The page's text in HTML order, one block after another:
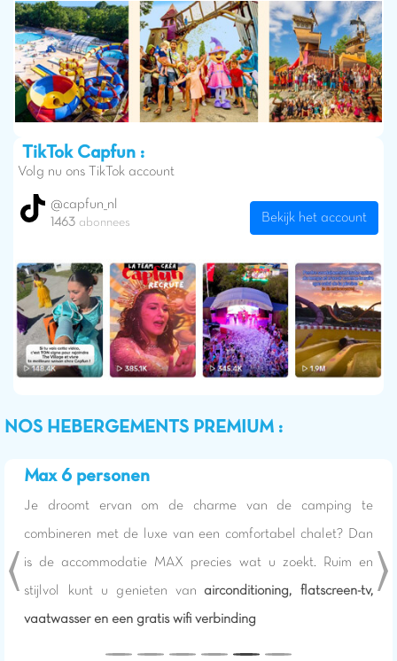
TikTok Capfun :
Volg nu ons TikTok account
@capfun_nl
1463 abonnees Bekijk het account
NOS HEBERGEMENTS PREMIUM :
Max 6 personen
Je droomt ervan om de charme van de camping te
combineren met de luxe van een comfortabel chalet? Dan
is de accommodatie MAX precies wat u zoekt. Ruim en
stijlvol kunt u genieten van airconditioning, flatscreen-tv,
vaatwasser en een gratis wifi verbinding